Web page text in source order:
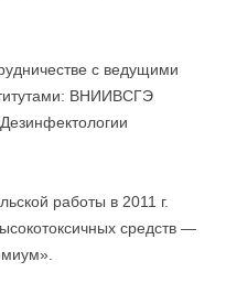
с ведущими
ВНИИВСГЭ
работы в 2011 г.
средств —